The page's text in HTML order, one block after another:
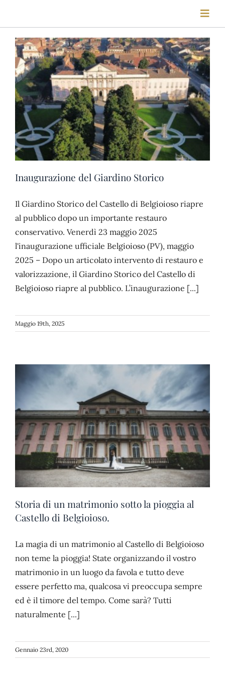
HOME
STORIA
FIERE
LOCATION
BLOG
CONTATTI
Inaugurazione del Giardino Storico
Il Giardino Storico del Castello di Belgioioso riapre
al pubblico dopo un importante restauro
conservativo. Venerdì 23 maggio 2025
l'inaugurazione ufficiale Belgioioso (PV), maggio
2025 – Dopo un articolato intervento di restauro e
valorizzazione, il Giardino Storico del Castello di
Belgioioso riapre al pubblico. L’inaugurazione [...]
Maggio 19th, 2025
Storia di un matrimonio sotto la pioggia al
Castello di Belgioioso.
La magia di un matrimonio al Castello di Belgioioso
non teme la pioggia! State organizzando il vostro
matrimonio in un luogo da favola e tutto deve
essere perfetto ma, qualcosa vi preoccupa sempre
ed è il timore del tempo. Come sarà? Tutti
naturalmente [...]
Gennaio 23rd, 2020